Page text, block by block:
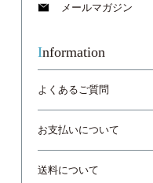
メールマガジン
Information
よくあるご質問
お支払いについて
送料について